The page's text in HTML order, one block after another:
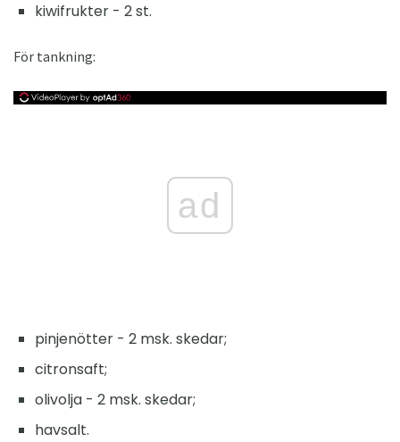
kiwifrukter - 2 st.
För tankning:
ad
pinjenötter - 2 msk. skedar;
citronsaft;
olivolja - 2 msk. skedar;
havsalt.